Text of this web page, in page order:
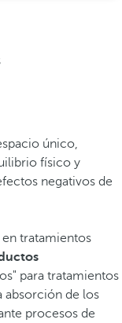
único,
físico y
negativos de
en tratamientos
para tratamientos
absorción de los
procesos de